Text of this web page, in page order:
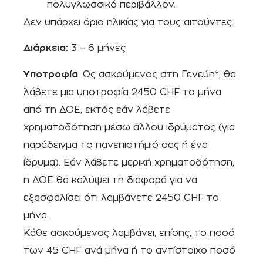
πολυγλωσσικό περιβάλλον.
Δεν υπάρχει όριο ηλικίας για τους αιτούντες.
Διάρκεια: 3 – 6 μήνες
Υποτροφία: Ως ασκούμενος στη Γενεύη*, θα
λάβετε μια υποτροφία 2450 CHF το μήνα
από τη ΔΟΕ, εκτός εάν λάβετε
χρηματοδότηση μέσω άλλου ιδρύματος (για
παράδειγμα το πανεπιστήμιό σας ή ένα
ίδρυμα). Εάν λάβετε μερική χρηματοδότηση,
η ΔΟΕ θα καλύψει τη διαφορά για να
εξασφαλίσει ότι λαμβάνετε 2450 CHF το
μήνα.
Κάθε ασκούμενος λαμβάνει, επίσης, το ποσό
των 45 CHF ανά μήνα ή το αντίστοιχο ποσό